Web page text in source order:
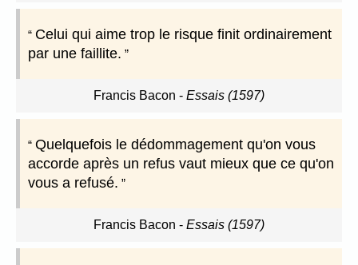
Celui qui aime trop le risque finit ordinairement
par une faillite.
Francis Bacon - Essais (1597)
Quelquefois le dédommagement qu'on vous
accorde après un refus vaut mieux que ce qu'on
vous a refusé.
Francis Bacon - Essais (1597)